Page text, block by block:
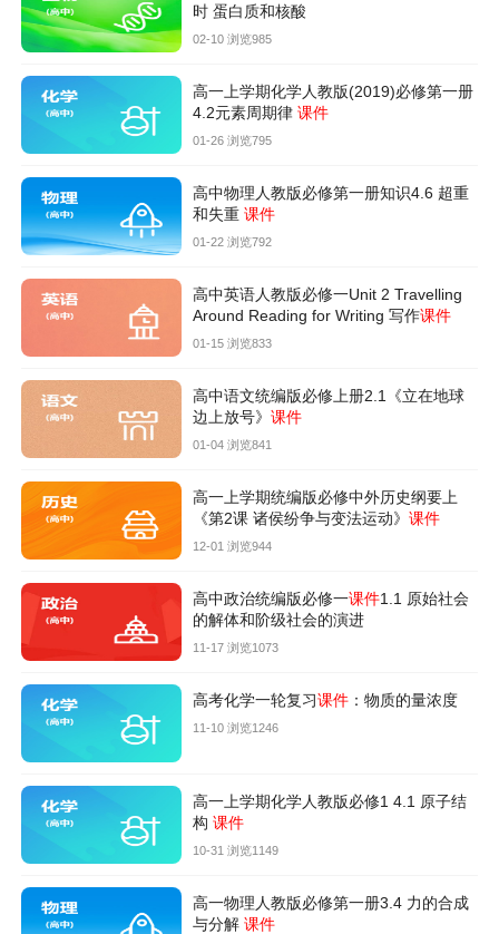
时 蛋白质和核酸
02-10 浏览985
高一上学期化学人教版(2019)必修第一册
4.2元素周期律 课件
01-26 浏览795
高中物理人教版必修第一册知识4.6 超重
和失重 课件
01-22 浏览792
高中英语人教版必修一Unit 2 Travelling
Around Reading for Writing 写作课件
01-15 浏览833
高中语文统编版必修上册2.1《立在地球
边上放号》 课件
01-04 浏览841
高一上学期统编版必修中外历史纲要上
《第2课 诸侯纷争与变法运动》 课件
12-01 浏览944
高中政治统编版必修一课件1.1 原始社会
的解体和阶级社会的演进
11-17 浏览1073
高考化学一轮复习课件：物质的量浓度
11-10 浏览1246
高一上学期化学人教版必修1 4.1 原子结
构 课件
10-31 浏览1149
高一物理人教版必修第一册3.4 力的合成
与分解 课件